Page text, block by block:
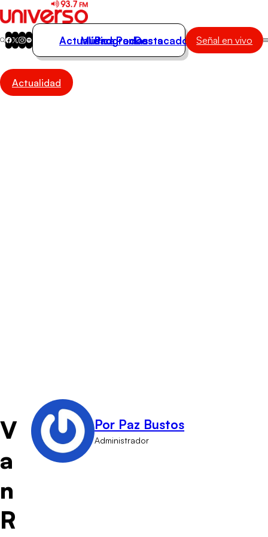
Actualidad
Música
Actualidad
Música
Programas
Podcasts
Destacados Señal en vivo
Actualidad
V
a
n
R
Por Paz Bustos
Administrador